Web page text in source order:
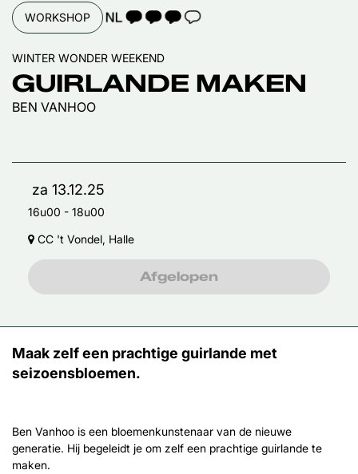
WORKSHOP TAALICOON 3
GUIRLANDE MAKEN
BEN VANHOO
WINTER WONDER WEEKEND
za 13.12.25
16u00 - 18u00
CC 't Vondel, Halle
Afgelopen
Maak zelf een prachtige guirlande met
seizoensbloemen.
Ben Vanhoo is een bloemenkunstenaar van de nieuwe
generatie. Hij begeleidt je om zelf een prachtige guirlande te
maken.